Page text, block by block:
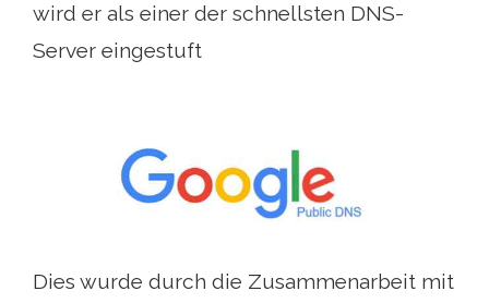
wird er als einer der schnellsten DNS-
Server eingestuft
Dies wurde durch die Zusammenarbeit mit